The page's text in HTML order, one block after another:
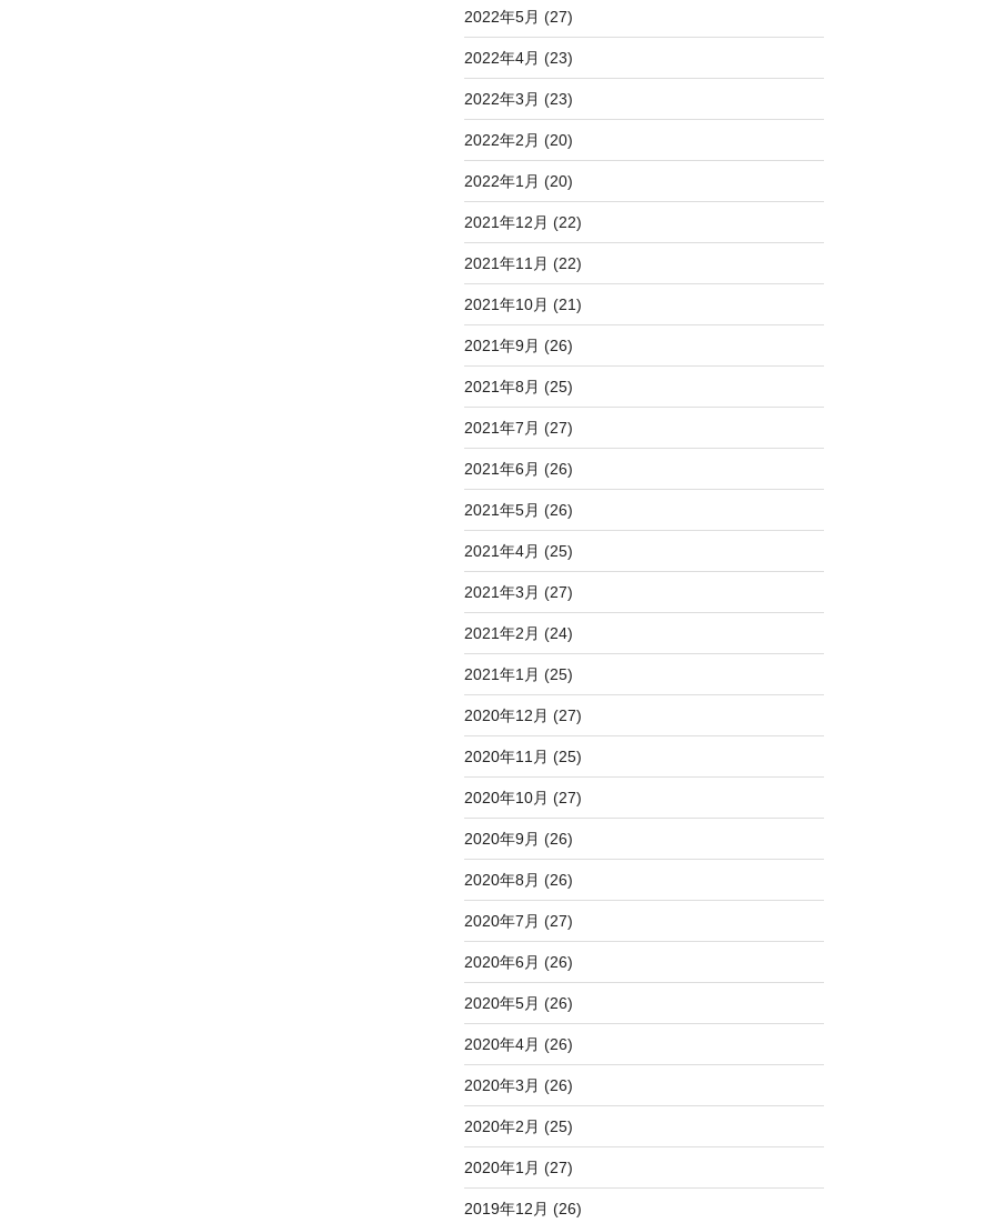
2022年5月 (27)
2022年4月 (23)
2022年3月 (23)
2022年2月 (20)
2022年1月 (20)
2021年12月 (22)
2021年11月 (22)
2021年10月 (21)
2021年9月 (26)
2021年8月 (25)
2021年7月 (27)
2021年6月 (26)
2021年5月 (26)
2021年4月 (25)
2021年3月 (27)
2021年2月 (24)
2021年1月 (25)
2020年12月 (27)
2020年11月 (25)
2020年10月 (27)
2020年9月 (26)
2020年8月 (26)
2020年7月 (27)
2020年6月 (26)
2020年5月 (26)
2020年4月 (26)
2020年3月 (26)
2020年2月 (25)
2020年1月 (27)
2019年12月 (26)